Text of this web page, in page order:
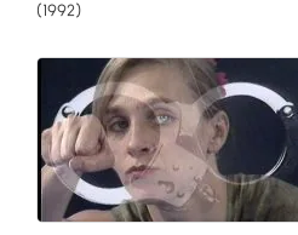
(1992)